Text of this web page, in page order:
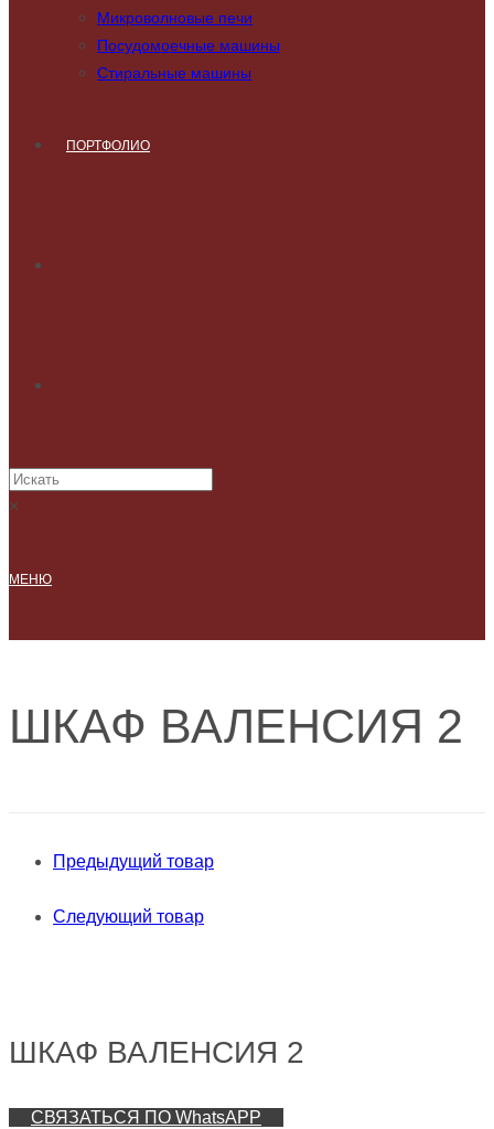
Микроволновые печи
Посудомоечные машины
Стиральные машины
ПОРТФОЛИО
×
МЕНЮ
ШКАФ ВАЛЕНСИЯ 2
Предыдущий товар
Следующий товар
ШКАФ ВАЛЕНСИЯ 2
СВЯЗАТЬСЯ ПО WhatsAPP